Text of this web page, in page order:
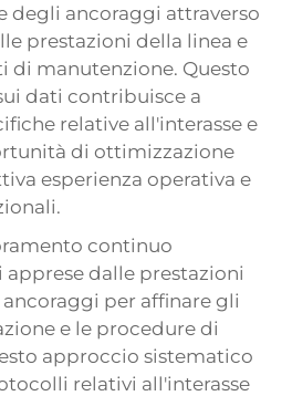
degli ancoraggi attraverso
prestazioni della linea e
di manutenzione. Questo
dati contribuisce a
relative all'interasse e
di ottimizzazione
esperienza operativa e
continuo
dalle prestazioni
per affinare gli
e le procedure di
approccio sistematico
relativi all'interasse